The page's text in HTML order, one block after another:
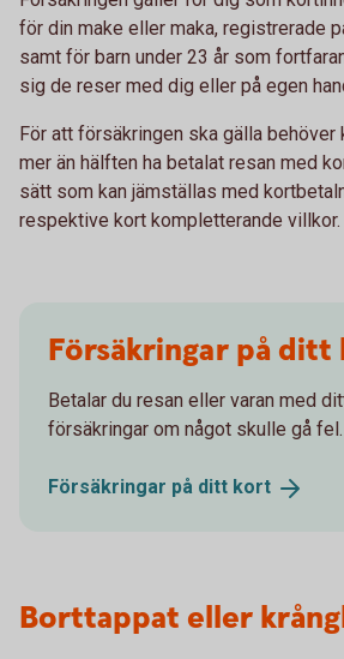
för din make eller maka, registrerade
samt för barn under 23 år som
sig de reser med dig eller på egen
För att försäkringen ska gälla behöver
mer än hälften ha betalat resan med
sätt som kan jämställas med
respektive kort kompletterande villkor.
Försäkringar på ditt
Betalar du resan eller varan med
försäkringar om något skulle gå fel.
Försäkringar på ditt kort
Borttappat eller